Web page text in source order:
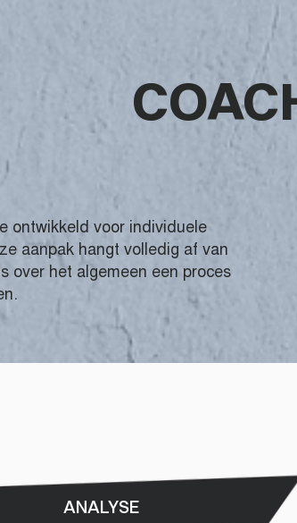
ontwikkeld voor individuele
aanpak hangt volledig af van
over het algemeen een proces
ANALYSE